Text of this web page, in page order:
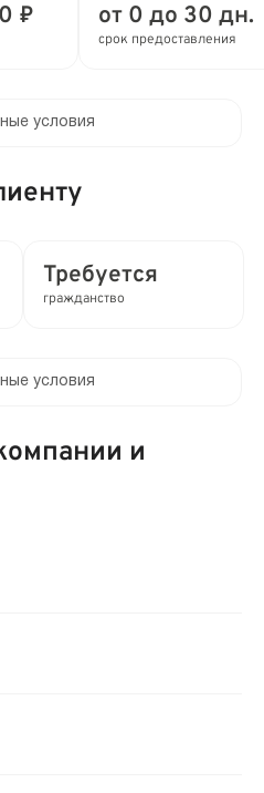
₽ от 0 до 30 дн.
срок предоставления
условия
Требуется
гражданство
условия
и